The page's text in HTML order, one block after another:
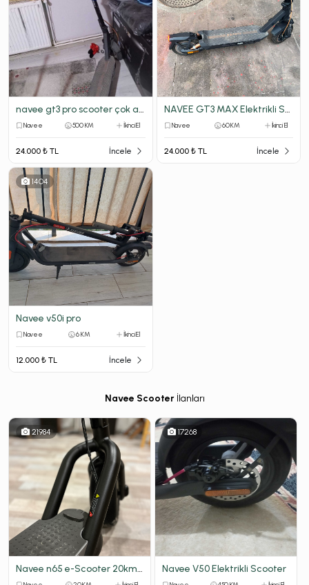
navee gt3 pro scooter çok acil satılık!!!
Navee 500 KM İkinci El
24.000 ₺ TL İncele
NAVEE GT3 MAX Elektrikli Scooter 1000W 75 KM Menzil
Navee 60 KM İkinci El
24.000 ₺ TL İncele
1404
Navee v50i pro
Navee 6 KM İkinci El
12.000 ₺ TL İncele
Navee Scooterİlanları
21984
Navee n65 e-Scooter 20km de aksesuarlı
17268
Navee V50 Elektrikli Scooter